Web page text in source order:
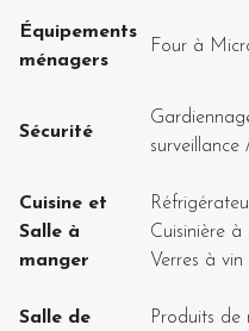
Équipements
ménagers
Four à
Sécurité
surveillance
Cuisine et
Salle à
manger
Cuisinière à
Verres à vin
Salle de
Produits de